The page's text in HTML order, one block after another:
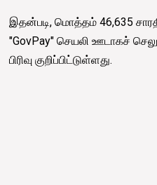
இதன்படி, மொத்தம் 46,635
"GovPay" செயலி ஊடாகச்
பிரிவு குறிப்பிட்டுள்ளது.